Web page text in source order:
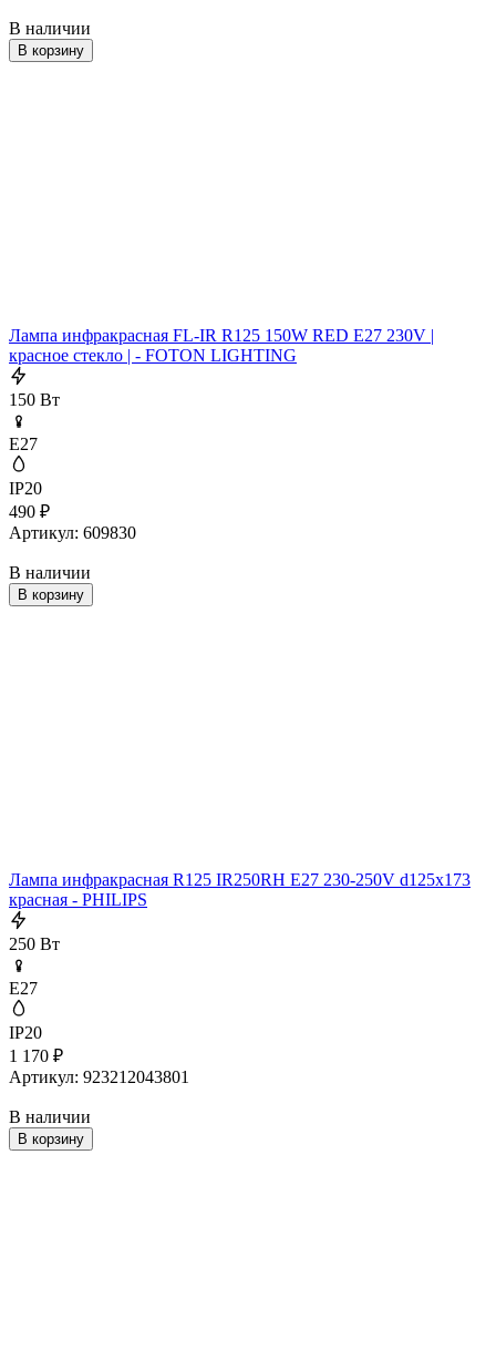
В наличии
В корзину
Лампа инфракрасная FL-IR R125 150W RED E27 230V |
красное стекло | - FOTON LIGHTING
150 Вт
E27
IP20
490 ₽
Артикул: 609830
В наличии
В корзину
Лампа инфракрасная R125 IR250RH E27 230-250V d125x173
красная - PHILIPS
250 Вт
E27
IP20
1 170 ₽
Артикул: 923212043801
В наличии
В корзину